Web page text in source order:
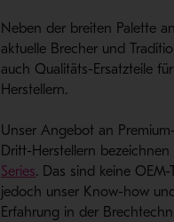
Neben der breiten Palette
aktuelle Brecher und
auch Qualitäts-Ersatzteile
Herstellern.
Unser Angebot an
Dritt-Herstellern bezeichnen
Series. Das sind keine
jedoch unser Know-how
Erfahrung in der